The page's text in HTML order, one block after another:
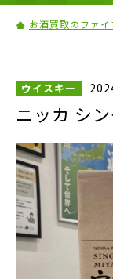
お酒買取のファ
ウイスキー
ニッカ シ